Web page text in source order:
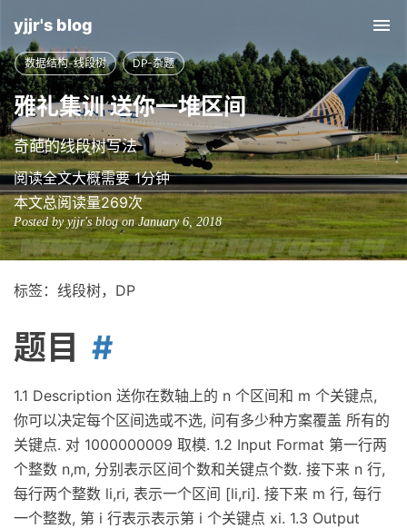
yjjr's blog
数据结构-线段树 DP-杂题
雅礼集训 送你一堆区间
奇葩的线段树写法
阅读全文大概需要 1分钟
本文总阅读量269次
Posted by yjjr's blog on January 6, 2018
标签：线段树，DP
题目
1.1 Description 送你在数轴上的 n 个区间和 m 个关键点,
你可以决定每个区间选或不选, 问有多少种方案覆盖 所有的
关键点. 对 1000000009 取模. 1.2 Input Format 第一行两
个整数 n,m, 分别表示区间个数和关键点个数. 接下来 n 行,
每行两个整数 li,ri, 表示一个区间 [li,ri]. 接下来 m 行, 每行
一个整数, 第 i 行表示表示第 i 个关键点 xi. 1.3 Output